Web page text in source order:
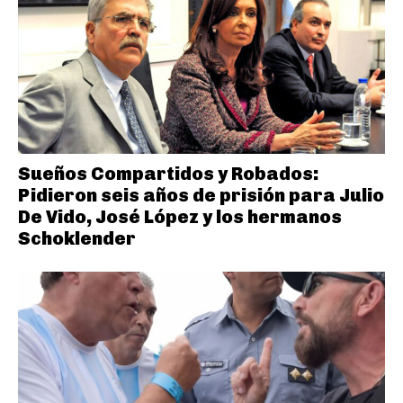
Sueños Compartidos y Robados:
Pidieron seis años de prisión para Julio
De Vido, José López y los hermanos
Schoklender